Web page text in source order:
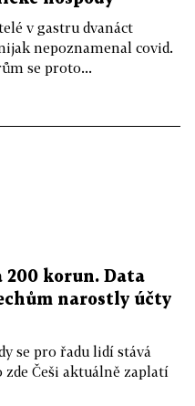
v gastru dvanáct
nepoznamenal covid.
se proto...
200 korun. Data
narostly účty
se pro řadu lidí stává
Češi aktuálně zaplatí